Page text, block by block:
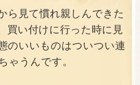
ら見て慣れ親しんできた
買い付けに行った時に見
のいいものはついつい連
ゃうんです。